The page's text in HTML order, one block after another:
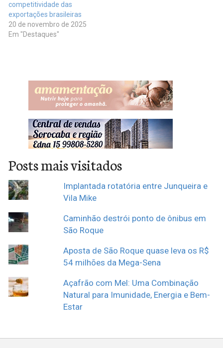
competitividade das
exportações brasileiras
20 de novembro de 2025
Em "Destaques"
Posts mais visitados
Implantada rotatória entre Junqueira e
Vila Mike
Caminhão destrói ponto de ônibus em
São Roque
Aposta de São Roque quase leva os R$
54 milhões da Mega-Sena
Açafrão com Mel: Uma Combinação
Natural para Imunidade, Energia e Bem-
Estar